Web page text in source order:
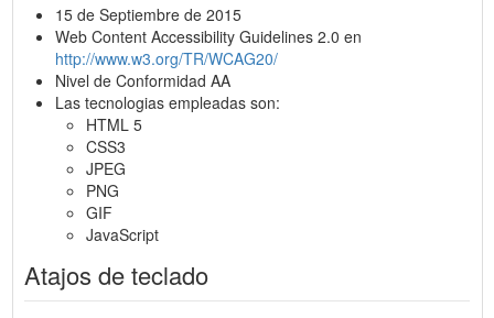
15 de Septiembre de 2015
Web Content Accessibility Guidelines 2.0 en
http://www.w3.org/TR/WCAG20/
Nivel de Conformidad AA
Las tecnologias empleadas son:
HTML 5
CSS3
JPEG
PNG
GIF
JavaScript
Atajos de teclado